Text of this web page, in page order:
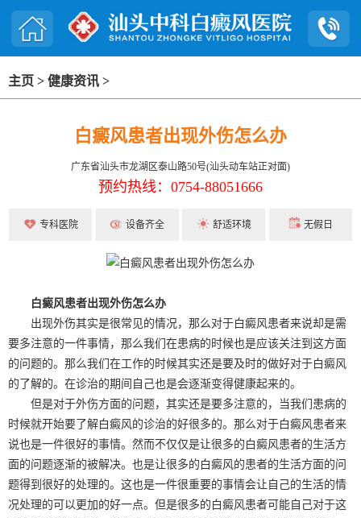
主页 > 健康资讯 >
白癜风患者出现外伤怎么办
广东省汕头市龙湖区泰山路50号(汕头动车站正对面)
预约热线：0754-88051666
专科医院 设备齐全 舒适环境 无假日
白癜风患者出现外伤怎么办
出现外伤其实是很常见的情况，那么对于白癜风患者来说却是需
要多注意的一件事情，那么我们在患病的时候也是应该关注到这方面
的问题的。那么我们在工作的时候其实还是要及时的做好对于白癜风
的了解的。在诊治的期间自己也是会逐渐变得健康起来的。
但是对于外伤方面的问题，其实还是要多注意的，当我们患病的
时候就开始要了解白癜风的诊治的好很多的。那么对于白癜风患者来
说也是一件很好的事情。然而不仅仅是让很多的白癜风患者的生活方
面的问题逐渐的被解决。也是让很多的白癜风的患者的生活方面的问
题得到很好的处理的。这也是一件很重要的事情会让自己的生活的情
况处理的可以更加的好一点。但是很多的白癜风患者可能自己对于这